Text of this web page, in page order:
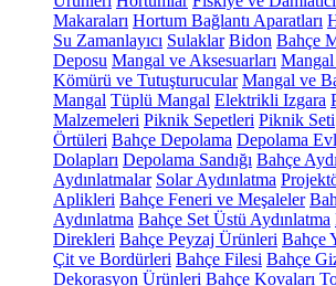
Makaraları Hortum Bağlantı Aparatları
Su Zamanlayıcı Sulaklar Bidon Bahçe
Deposu Mangal ve Aksesuarları Mangal
Kömürü ve Tutuşturucular Mangal ve
Mangal Tüplü Mangal Elektrikli Izgara
Malzemeleri Piknik Sepetleri Piknik Seti
Örtüleri Bahçe Depolama Depolama
Dolapları Depolama Sandığı Bahçe
Aydınlatmalar Solar Aydınlatma
Aplikleri Bahçe Feneri ve Meşaleler
Aydınlatma Bahçe Set Üstü Aydınlatma
Direkleri Bahçe Peyzaj Ürünleri Bahçe
Çit ve Bordürleri Bahçe Filesi Bahçe
Dekorasyon Ürünleri Bahçe Kovaları